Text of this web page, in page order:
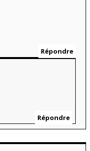
Répondre
Répondre